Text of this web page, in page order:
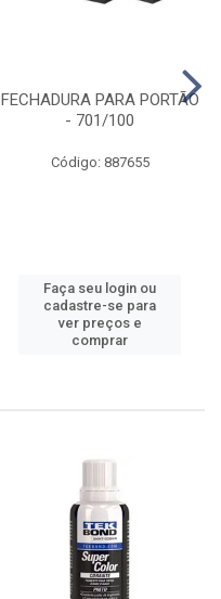
FECHADURA PARA PORTÃO
- 701/100
Código: 887655
Faça seu login ou
cadastre-se para
ver preços e
comprar